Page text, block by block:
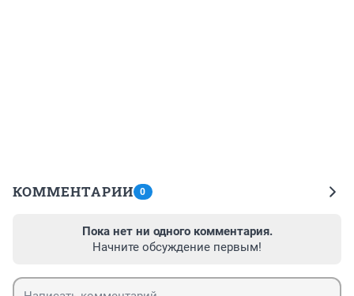
КОММЕНТАРИИ 0
Пока нет ни одного комментария.
Начните обсуждение первым!